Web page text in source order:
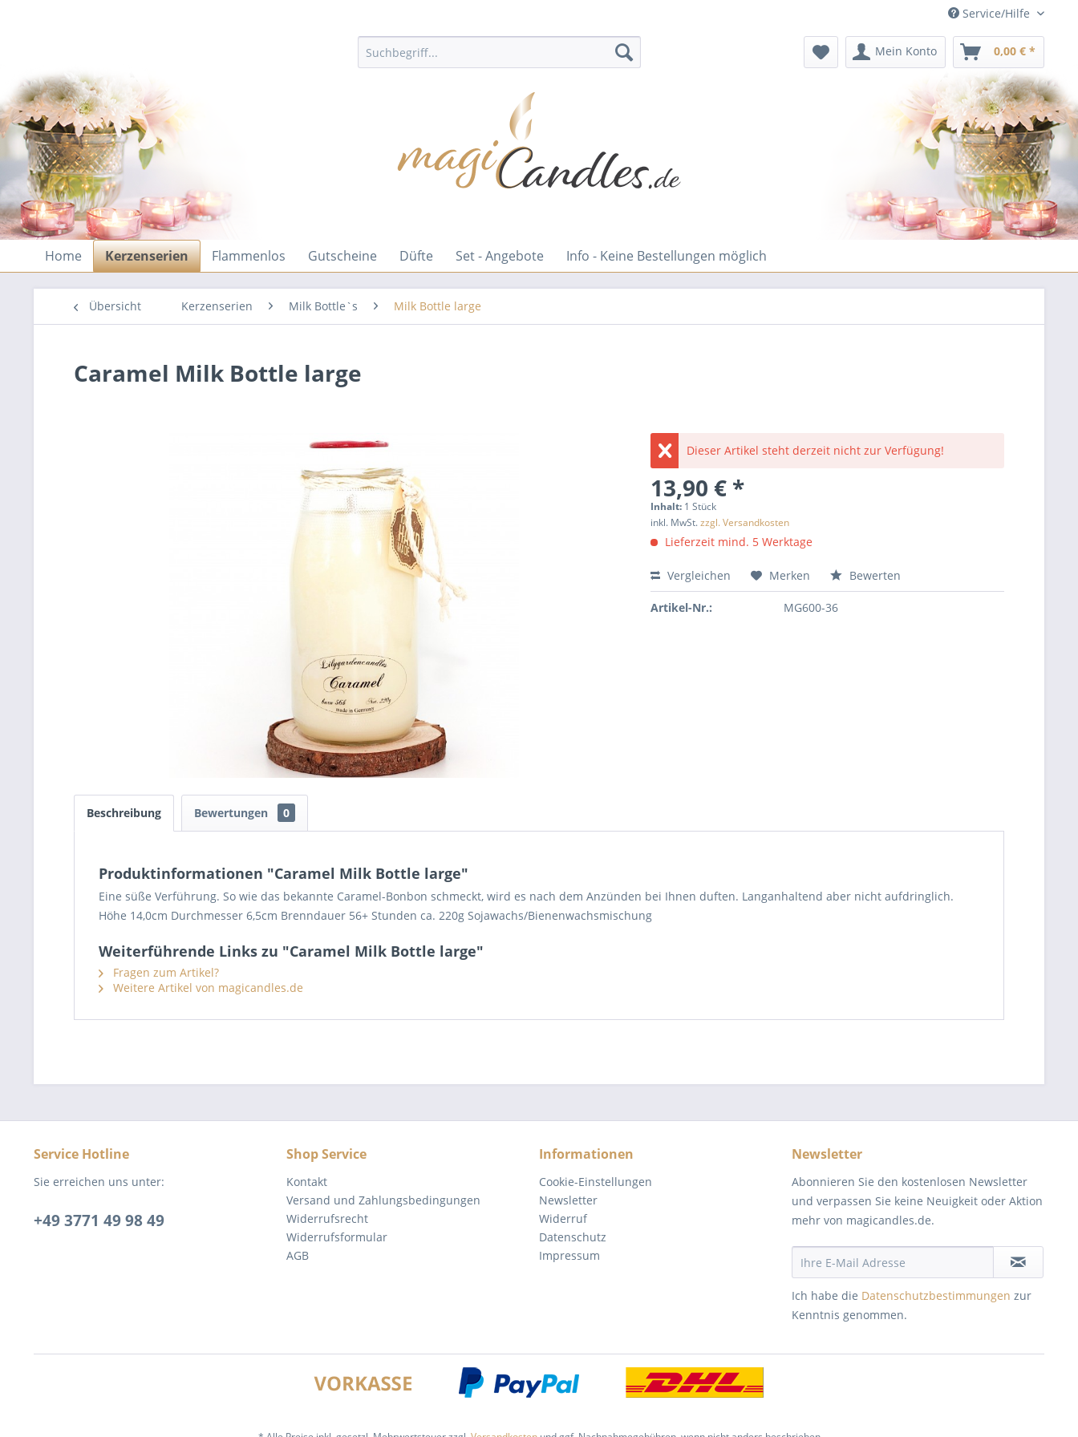
Service/Hilfe
Mein Konto 0,00 € *
Home Kerzenserien Flammenlos Gutscheine Düfte Set - Angebote Info - Keine Bestellungen möglich
Übersicht Kerzenserien Milk Bottle`s Milk Bottle large
Caramel Milk Bottle large
Dieser Artikel steht derzeit nicht zur Verfügung!
13,90 € *
Inhalt: 1 Stück
inkl. MwSt.zzgl. Versandkosten
Lieferzeit mind. 5 Werktage
Vergleichen Merken Bewerten
Artikel-Nr.: MG600-36
Beschreibung Bewertungen 0
Produktinformationen "Caramel Milk Bottle large"
Eine süße Verführung. So wie das bekannte Caramel-Bonbon schmeckt, wird es nach dem Anzünden bei Ihnen duften. Langanhaltend aber nicht aufdringlich.
Höhe 14,0cm Durchmesser 6,5cm Brenndauer 56+ Stunden ca. 220g Sojawachs/Bienenwachsmischung
Weiterführende Links zu "Caramel Milk Bottle large"
Fragen zum Artikel?
Weitere Artikel von magicandles.de
Service Hotline
Sie erreichen uns unter:
+49 3771 49 98 49
Shop Service
Kontakt
Versand und Zahlungsbedingungen
Widerrufsrecht
Widerrufsformular
AGB
Informationen
Cookie-Einstellungen
Newsletter
Widerruf
Datenschutz
Impressum
Newsletter
Abonnieren Sie den kostenlosen Newsletter
und verpassen Sie keine Neuigkeit oder Aktion
mehr von magicandles.de.
Ich habe die Datenschutzbestimmungen zur
Kenntnis genommen.